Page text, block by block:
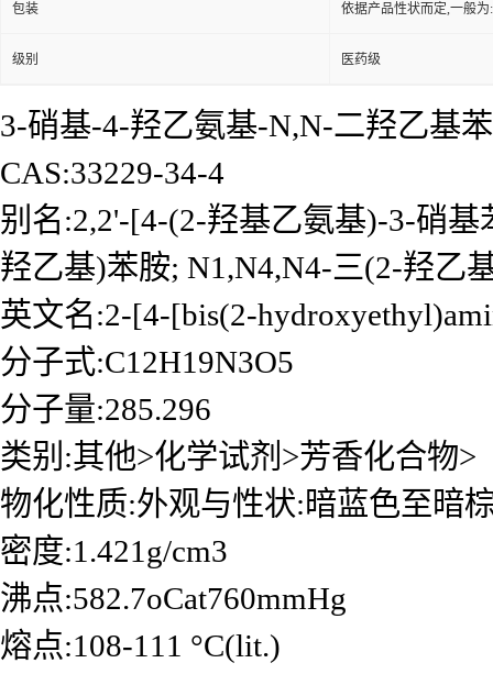
包装 依据产品性状而定,一般
级别 医药级
3-硝基-4-羟乙氨基-N,N-二羟乙基
CAS:33229-34-4
别名:2,2'-[4-(2-羟基乙氨基)-3-硝
羟乙基)苯胺; N1,N4,N4-三(2-羟乙
英文名:2-[4-[bis(2-
分子式:C12H19N3O5
分子量:285.296
类别:其他>化学试剂>芳香化合物>
物化性质:外观与性状:暗蓝色至暗
密度:1.421g/cm3
沸点:582.7oCat760mmHg
熔点:108-111 °C(lit.)